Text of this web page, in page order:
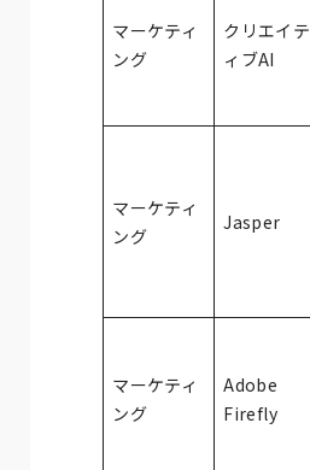
マーケティ
ング
クリエイテ
ィブAI
マーケティ
ング
Jasper
マーケティ
ング
Adobe
Firefly